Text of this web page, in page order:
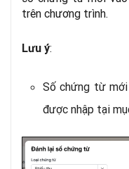
trên chương trình.
Lưu ý:
Số chứng từ
được nhập tại